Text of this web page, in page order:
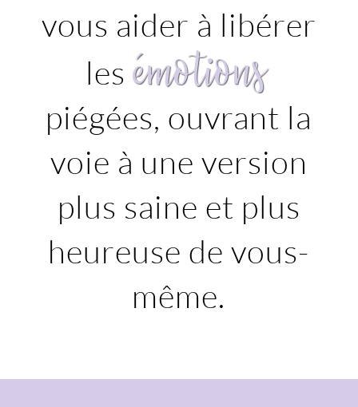
vous aider à libérer
les émotions
piégées, ouvrant la
voie à une version
plus saine et plus
heureuse de vous-
même.